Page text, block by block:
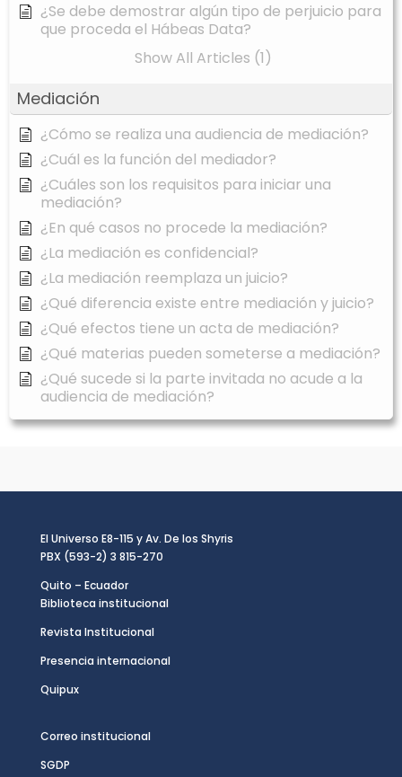
¿Se debe demostrar algún tipo de perjuicio para
que proceda el Hábeas Data?
Show All Articles (1)
Mediación
¿Cómo se realiza una audiencia de mediación?
¿Cuál es la función del mediador?
¿Cuáles son los requisitos para iniciar una
mediación?
¿En qué casos no procede la mediación?
¿La mediación es confidencial?
¿La mediación reemplaza un juicio?
¿Qué diferencia existe entre mediación y juicio?
¿Qué efectos tiene un acta de mediación?
¿Qué materias pueden someterse a mediación?
¿Qué sucede si la parte invitada no acude a la
audiencia de mediación?
El Universo E8-115 y Av. De los Shyris
PBX (593-2) 3 815-270
Quito – Ecuador
Biblioteca institucional
Revista Institucional
Presencia internacional
Quipux
Correo institucional
SGDP